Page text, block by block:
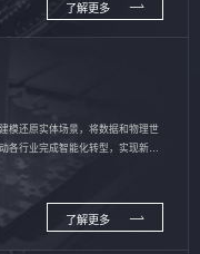
了解更多
模还原实体场景，将数据和物理世
各行业完成智能化转型，实现新旧
了解更多